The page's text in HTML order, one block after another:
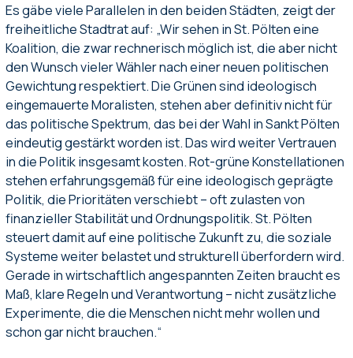
Es gäbe viele Parallelen in den beiden Städten, zeigt der
freiheitliche Stadtrat auf: „Wir sehen in St. Pölten eine
Koalition, die zwar rechnerisch möglich ist, die aber nicht
den Wunsch vieler Wähler nach einer neuen politischen
Gewichtung respektiert. Die Grünen sind ideologisch
eingemauerte Moralisten, stehen aber definitiv nicht für
das politische Spektrum, das bei der Wahl in Sankt Pölten
eindeutig gestärkt worden ist. Das wird weiter Vertrauen
in die Politik insgesamt kosten. Rot-grüne Konstellationen
stehen erfahrungsgemäß für eine ideologisch geprägte
Politik, die Prioritäten verschiebt – oft zulasten von
finanzieller Stabilität und Ordnungspolitik. St. Pölten
steuert damit auf eine politische Zukunft zu, die soziale
Systeme weiter belastet und strukturell überfordern wird.
Gerade in wirtschaftlich angespannten Zeiten braucht es
Maß, klare Regeln und Verantwortung – nicht zusätzliche
Experimente, die die Menschen nicht mehr wollen und
schon gar nicht brauchen.“